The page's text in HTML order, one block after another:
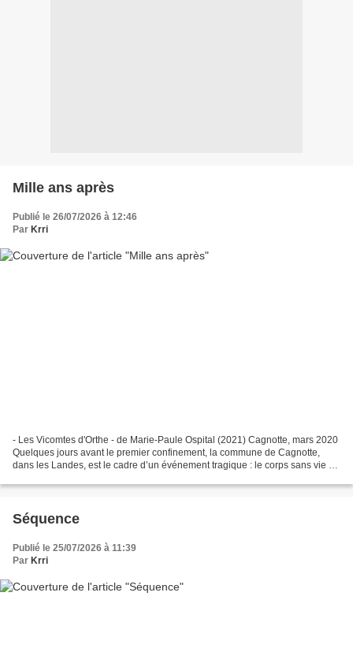
Mille ans après
Publié le 26/07/2026 à 12:46
Par Krri
- Les Vicomtes d'Orthe - de Marie-Paule Ospital (2021) Cagnotte, mars 2020
Quelques jours avant le premier confinement, la commune de Cagnotte,
dans les Landes, est le cadre d’un événement tragique : le corps sans vie du
Séquence
Publié le 25/07/2026 à 11:39
Par Krri